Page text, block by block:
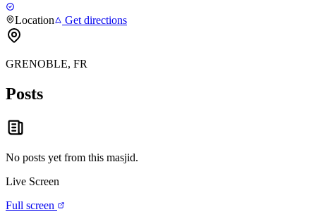
Location Get directions
GRENOBLE, FR
Posts
No posts yet from this masjid.
Live Screen
Full screen